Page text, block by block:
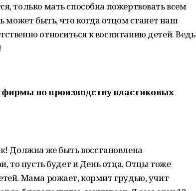
только мать способна пожертвовать всем
может быть, что когда отцом станет наш
относиться к воспитанию детей. Ведь
по производству пластиковых
Должна же быть восстановлена
то пусть будет и День отца. Отцы тоже
Мама рожает, кормит грудью, учит